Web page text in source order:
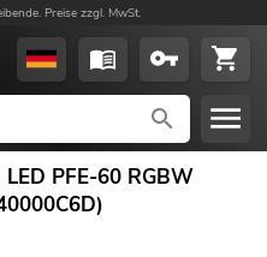
Preise zzgl. MwSt.
PFE-60 RGBW